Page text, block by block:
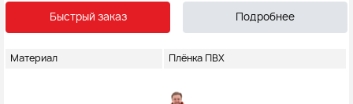
Быстрый заказ Подробнее
Материал Плёнка ПВХ